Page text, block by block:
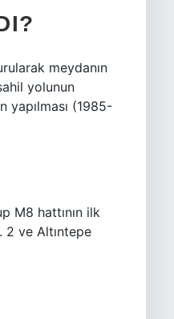
meydanın
yolunun
yapılması (1985-
M8 hattının ilk
2 ve Altıntepe